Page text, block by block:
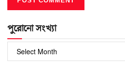
পুরোনো সংখ্যা
পুরোনো
সংখ্যা